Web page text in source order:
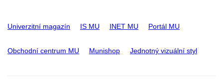
Univerzitní magazín IS MU INET MU Portál MU
Obchodní centrum MU Munishop Jednotný vizuální styl